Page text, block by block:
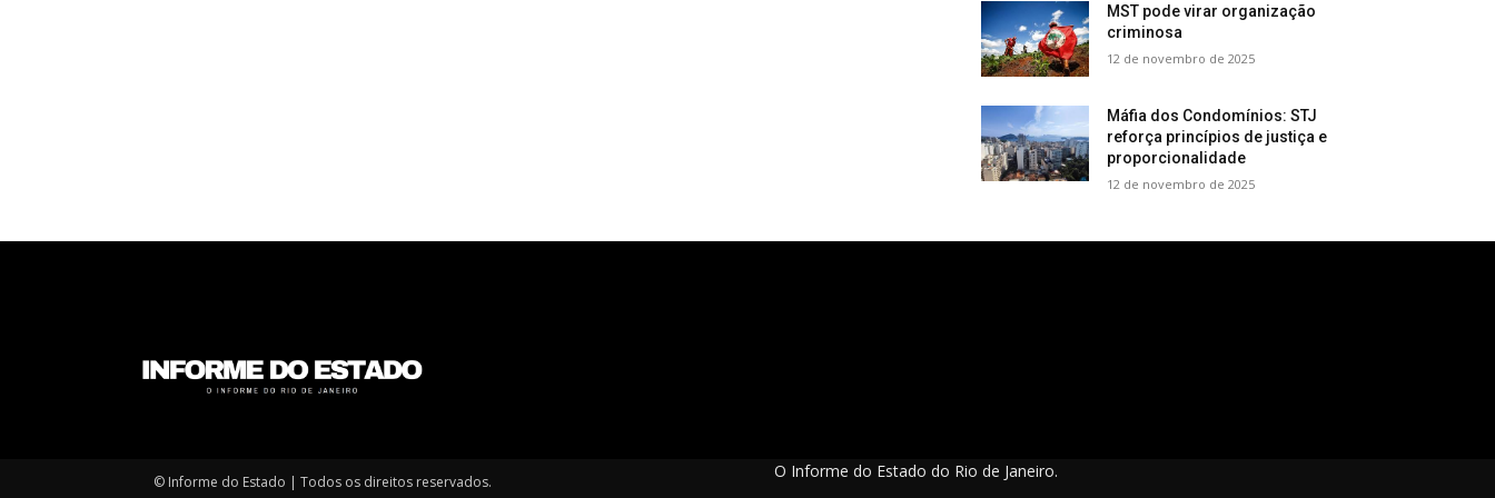
MST pode virar organização
criminosa
12 de novembro de 2025
Máfia dos Condomínios: STJ
reforça princípios de justiça e
proporcionalidade
12 de novembro de 2025
© Informe do Estado | Todos os direitos reservados.
O Informe do Estado do Rio de Janeiro.